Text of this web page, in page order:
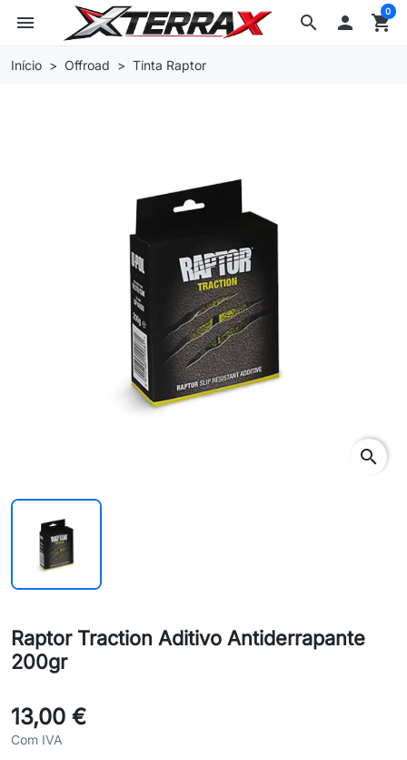
search
menu  shopping_cart
0
Início Offroad Tinta Raptor
search
Raptor Traction Aditivo Antiderrapante
200gr
13,00 €
Com IVA